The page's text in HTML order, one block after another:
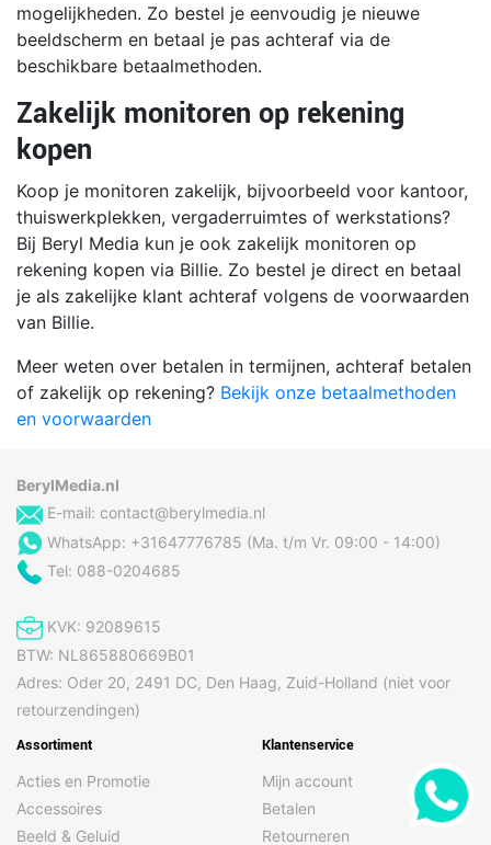
mogelijkheden. Zo bestel je eenvoudig je nieuwe
beeldscherm en betaal je pas achteraf via de
beschikbare betaalmethoden.
Zakelijk monitoren op rekening
kopen
Koop je monitoren zakelijk, bijvoorbeeld voor kantoor,
thuiswerkplekken, vergaderruimtes of werkstations?
Bij Beryl Media kun je ook zakelijk monitoren op
rekening kopen via Billie. Zo bestel je direct en betaal
je als zakelijke klant achteraf volgens de voorwaarden
van Billie.
Meer weten over betalen in termijnen, achteraf betalen
of zakelijk op rekening? Bekijk onze betaalmethoden
en voorwaarden
BerylMedia.nl
E-mail: contact@berylmedia.nl
WhatsApp: +31647776785 (Ma. t/m Vr. 09:00 - 14:00)
Tel: 088-0204685
KVK: 92089615
BTW: NL865880669B01
Adres: Oder 20, 2491 DC, Den Haag, Zuid-Holland (niet voor
retourzendingen)
Assortiment
Acties en Promotie
Accessoires
Beeld & Geluid
Klantenservice
Mijn account
Betalen
Retourneren